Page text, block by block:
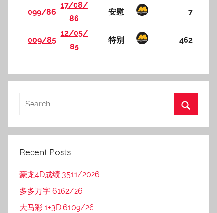
099/86
17/08/
86
安慰 7
009/85
12/05/
85
特别 462
Recent Posts
豪龙4D成绩 3511/2026
多多万字 6162/26
大马彩 1+3D 6109/26